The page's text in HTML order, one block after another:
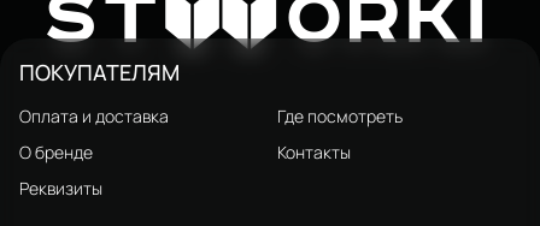
STW ORKI
ПОКУПАТЕЛЯМ
Оплата и доставка
Где посмотреть
О бренде
Контакты
Реквизиты